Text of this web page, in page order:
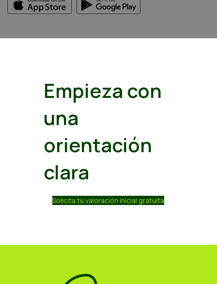
Empieza con
una
orientación
clara
Solicita tu valoración inicial gratuita